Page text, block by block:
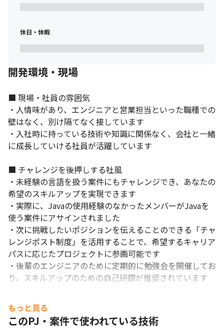
休日・休暇
開発環境・現場
■ 現場・社員の雰囲気
・人情味があり、エンジニアと営業担当といった職種での
壁はなく、別け隔てなく接しています
・入社時に持っている技術や知識に関係なく、会社と一緒
に成長していける社員が活躍しています
■ チャレンジを後押しする社風
・未経験の言語を扱う案件にもチャレンジでき、あなたの
希望のスキルアップを実現できます
・実際に、Javaの使用経験のなかったメンバーがJavaを
使う案件にアサインされました
・次に挑戦したいポジションを伝えることのできる「チャ
レンジポスト制度」を活用することで、希望するキャリア
パスに応じたプロジェクトに参画可能です
・後輩のエンジニアのために定期的に勉強会を開催してお
り、スキルアップのための自己研鑽が推奨されています
＜ITエンジニアによる事業拡大・成長を目指す＞
・ものづくり×ITエンジニアによる付加価値の提供の提供
を通した事業成長に注力し、最先端技術領域への参入を進
もっと見る
このPJ・案件で使われている技術